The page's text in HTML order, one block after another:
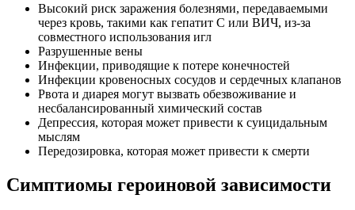
Высокий риск заражения болезнями, передаваемыми
через кровь, такими как гепатит С или ВИЧ, из-за
совместного использования игл
Разрушенные вены
Инфекции, приводящие к потере конечностей
Инфекции кровеносных сосудов и сердечных клапанов
Рвота и диарея могут вызвать обезвоживание и
несбалансированный химический состав
Депрессия, которая может привести к суицидальным
мыслям
Передозировка, которая может привести к смерти
Симптиомы героиновой зависимости